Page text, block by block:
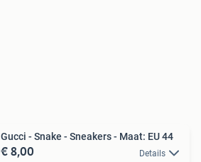
Gucci - Snake - Sneakers - Maat: EU 44
€ 8,00 Details